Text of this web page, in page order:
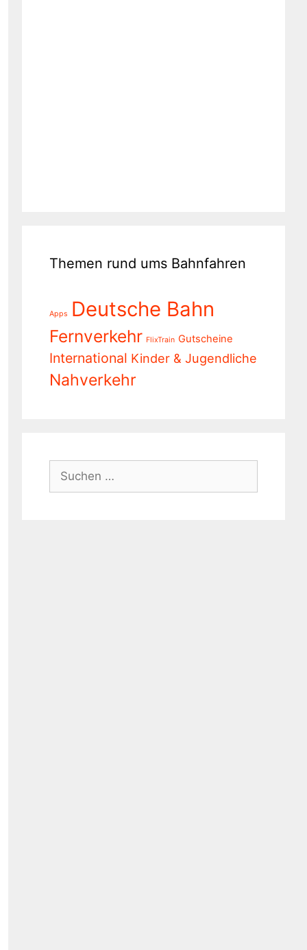
Themen rund ums Bahnfahren
Apps Deutsche Bahn
Fernverkehr FlixTrain Gutscheine
International Kinder & Jugendliche
Nahverkehr
nach: